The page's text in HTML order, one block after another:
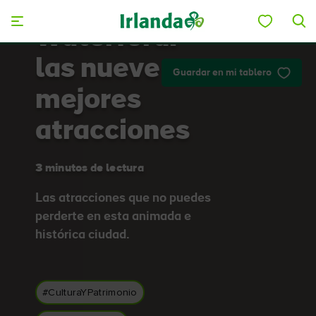
Guardar en mi tablero
Waterford:
las nueve
mejores
atracciones
3 minutos de lectura
Las atracciones que no puedes
perderte en esta animada e
histórica ciudad.
#CulturaYPatrimonio